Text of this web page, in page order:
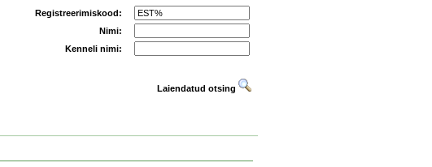
Registreerimiskood:
Nimi:
Kenneli nimi:
Laiendatud otsing